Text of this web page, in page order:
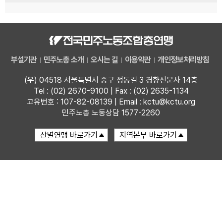
부설기관 민주노총 소개 오시는 길 이용약관 개인정보처리방침
(우) 04518 서울특별시 중구 정동길 3 경향신문사 14층
Tel : (02) 2670-9100 | Fax : (02) 2635-1134
고유번호 : 107-82-08139 | Email : kctu@kctu.org
민주노총 노동상담 1577-2260